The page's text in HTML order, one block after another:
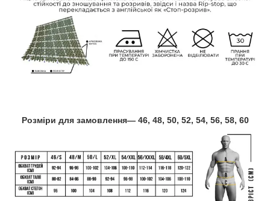
Розміри для замовлення― 46, 48, 50, 52, 54, 56, 58, 60